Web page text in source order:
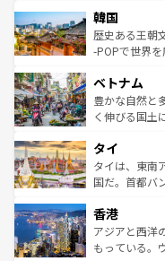
ワイを、存分に味わって
はコンテンツ
いる。アクテ
ビング、ハイ
い。オースト
参照してほしい
ン）、静ひつ
と山間の静け
驚きをもたら
容にもいいと
照してほしい
韓国
歴史ある王朝
-POPで世界
き、地方に足
できる。そし
まで、さまざ
リティに包ま
覧を参照して
ベトナム
豊かな自然と
く伸びる国土
急速な発展と
ーチミン市の
醸し出してい
とつ。フォー
ひ現地で味わ
が旅行者を迎
タイ
タイは、東南
国だ。首都バ
の活気が交差
帯で自然と触
いビーチでリ
香港
アジアと西洋
もっている。